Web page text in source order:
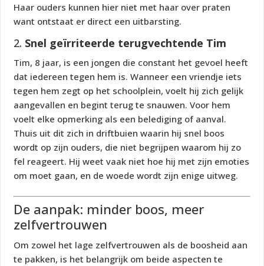
Haar ouders kunnen hier niet met haar over praten
want ontstaat er direct een uitbarsting.
2. Snel geïrriteerde terugvechtende Tim
Tim, 8 jaar, is een jongen die constant het gevoel heeft
dat iedereen tegen hem is. Wanneer een vriendje iets
tegen hem zegt op het schoolplein, voelt hij zich gelijk
aangevallen en begint terug te snauwen. Voor hem
voelt elke opmerking als een belediging of aanval.
Thuis uit dit zich in driftbuien waarin hij snel boos
wordt op zijn ouders, die niet begrijpen waarom hij zo
fel reageert. Hij weet vaak niet hoe hij met zijn emoties
om moet gaan, en de woede wordt zijn enige uitweg.
De aanpak: minder boos, meer
zelfvertrouwen
Om zowel het lage zelfvertrouwen als de boosheid aan
te pakken, is het belangrijk om beide aspecten te